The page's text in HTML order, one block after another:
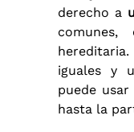
derecho a
iguales y
puede
hasta la